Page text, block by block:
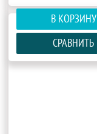
В КОРЗИНУ
СРАВНИТЬ